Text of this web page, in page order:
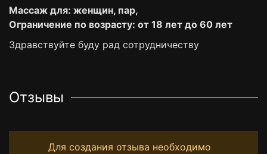
Массаж для: женщин, пар,
Ограничение по возрасту: от 18 лет до 60 лет
Здравствуйте буду рад сотрудничеству
Отзывы
Для создания отзыва необходимо